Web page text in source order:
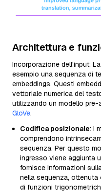
Architettura e
Incorporazione dell'input:
esempio una sequenza di
embeddings. Questi
vettoriale numerica del
utilizzando un modello
GloVe.
Codifica posizionale: I
comprendono
sequenza. Per questo
ingresso viene aggiunta
fornisce informazioni
nella sequenza,
di funzioni